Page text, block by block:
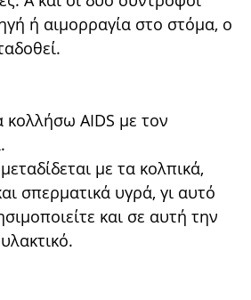
ή αιμορραγία στο στόμα, ο
κολλήσω AIDS με τον
με τα κολπικά,
σπερματικά υγρά, γι αυτό
και σε αυτή την